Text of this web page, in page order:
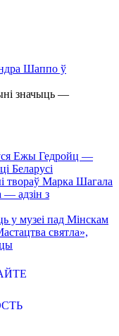
Шаппо ў
значыць —
Ежы Гедройц —
Беларусі
твораў Марка Шагала
— адзін з
у музеі пад Мінскам
святла»,